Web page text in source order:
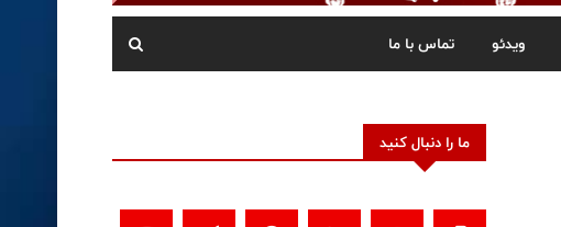
ویدئو تماس با ما
ما را دنبال کنید